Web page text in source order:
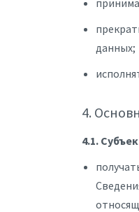
данных;
4.
4.1.